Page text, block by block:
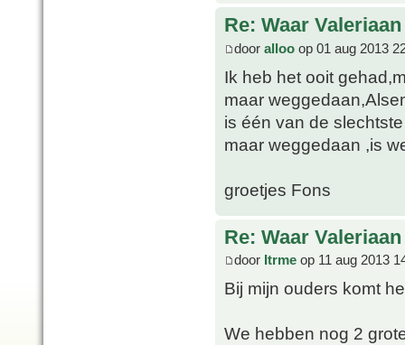
Re: Waar
door alloo op 01 aug 2013
Ik heb het ooit
maar
is één van de
maar weggedaan ,is
groetjes Fons
Re: Waar
door Itrme op 11 aug 2013
Bij mijn ouders komt
We hebben nog 2